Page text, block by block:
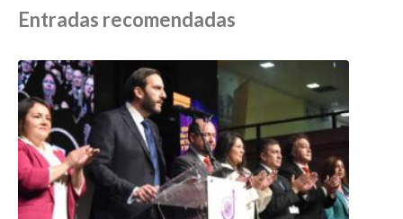
Entradas recomendadas